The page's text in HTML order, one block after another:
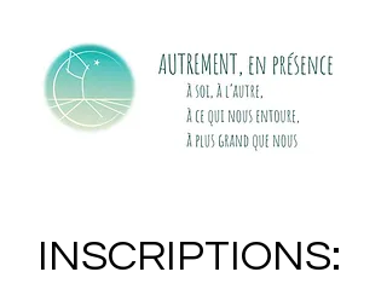
INSCRIPTIONS: